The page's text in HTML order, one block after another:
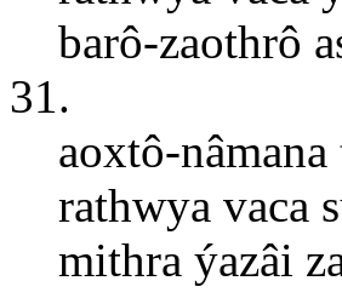
barô-zaothrô
31.
aoxtô-
rathwya vaca
mithra ýazâi